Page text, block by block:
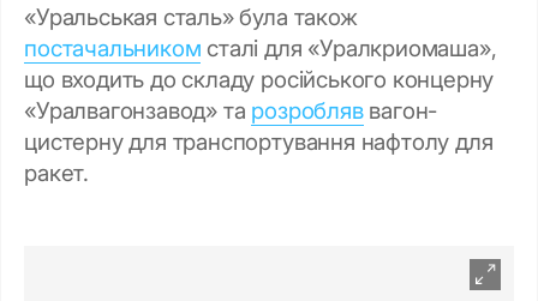
«Уральськая сталь» була також
постачальником сталі для «Уралкриомаша»,
що входить до складу російського концерну
«Уралвагонзавод» та розробляввагон-
цистерну для транспортування нафтолу для
ракет.